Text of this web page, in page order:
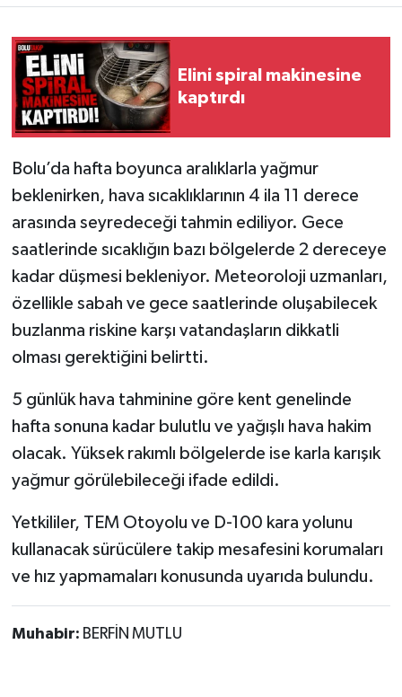
Elini spiral makinesine
kaptırdı
Bolu’da hafta boyunca aralıklarla yağmur
beklenirken, hava sıcaklıklarının 4 ila 11 derece
arasında seyredeceği tahmin ediliyor. Gece
saatlerinde sıcaklığın bazı bölgelerde 2 dereceye
kadar düşmesi bekleniyor. Meteoroloji uzmanları,
özellikle sabah ve gece saatlerinde oluşabilecek
buzlanma riskine karşı vatandaşların dikkatli
olması gerektiğini belirtti.
5 günlük hava tahminine göre kent genelinde
hafta sonuna kadar bulutlu ve yağışlı hava hakim
olacak. Yüksek rakımlı bölgelerde ise karla karışık
yağmur görülebileceği ifade edildi.
Yetkililer, TEM Otoyolu ve D-100 kara yolunu
kullanacak sürücülere takip mesafesini korumaları
ve hız yapmamaları konusunda uyarıda bulundu.
Muhabir: BERFİN MUTLU